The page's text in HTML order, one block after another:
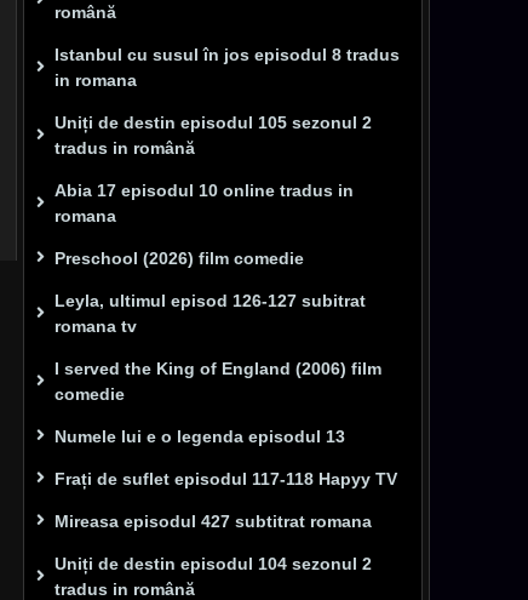
română
Istanbul cu susul în jos episodul 8 tradus
in romana
Uniți de destin episodul 105 sezonul 2
tradus in română
Abia 17 episodul 10 online tradus in
romana
Preschool (2026) film comedie
Leyla, ultimul episod 126-127 subitrat
romana tv
I served the King of England (2006) film
comedie
Numele lui e o legenda episodul 13
Frați de suflet episodul 117-118 Hapyy TV
Mireasa episodul 427 subtitrat romana
Uniți de destin episodul 104 sezonul 2
tradus in română